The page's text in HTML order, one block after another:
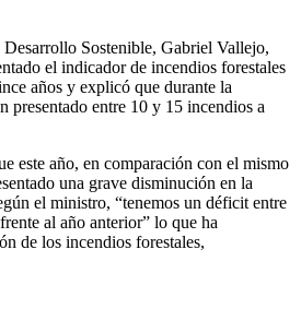
Sostenible, Gabriel Vallejo,
el indicador de incendios forestales
años y explicó que durante la
presentado entre 10 y 15 incendios a
este año, en comparación con el mismo
una grave disminución en la
el ministro, “tenemos un déficit entre
al año anterior” lo que ha
de los incendios forestales,